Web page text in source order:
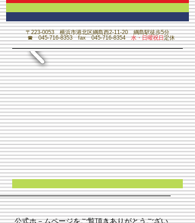
​ＫＥＮ ＰＬＡＮＮＩＮＧ
〒223-0053 横浜市港北区綱島西2-11-20 綱島駅徒歩5分
☎045-716-8353fax045-716-8354 水・日曜祝日定休
​公式ホ－ムページをご覧頂きありがとうござい